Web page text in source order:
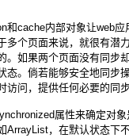
和cache内部对象让web
多个页面来说，就很有潜
。如果两个页面没有同步
态。倘若能够安全地同步
访问，提供任何必要的同
属性来确定对
ArrayList，在默认状态下